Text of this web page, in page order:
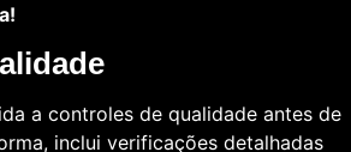
a controles de qualidade antes de
inclui verificações detalhadas